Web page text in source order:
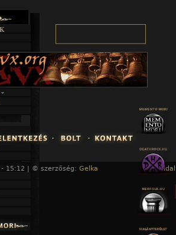
15:12 | © szerzőség: Gelka « Főoldal